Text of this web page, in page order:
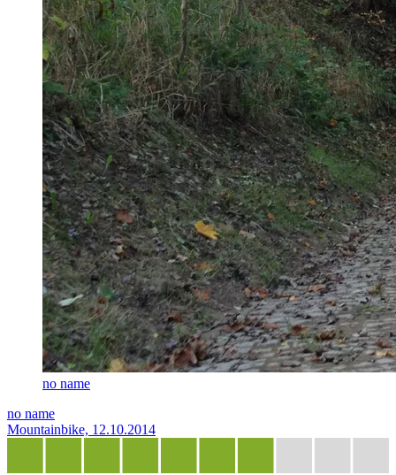
no name
no name
Mountainbike, 12.10.2014